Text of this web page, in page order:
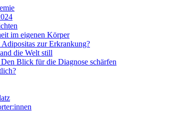
im eigenen Körper
Adipositas zur Erkrankung?
die Welt still
Blick für die Diagnose schärfen